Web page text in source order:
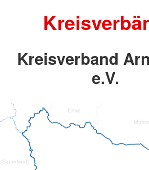
Kreisverband
e.V.